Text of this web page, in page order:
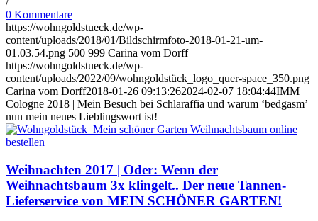
0 Kommentare
https://wohngoldstueck.de/wp-
content/uploads/2018/01/Bildschirmfoto-2018-01-21-um-
01.03.54.png 500 999 Carina vom Dorff
https://wohngoldstueck.de/wp-
content/uploads/2022/09/wohngoldstück_logo_quer-space_350.png
Carina vom Dorff2018-01-26 09:13:262024-02-07 18:04:44IMM
Cologne 2018 | Mein Besuch bei Schlaraffia und warum ‘bedgasm’
nun mein neues Lieblingswort ist!
Weihnachten 2017 | Oder: Wenn der
Weihnachtsbaum 3x klingelt.. Der neue Tannen-
Lieferservice von MEIN SCHÖNER GARTEN!